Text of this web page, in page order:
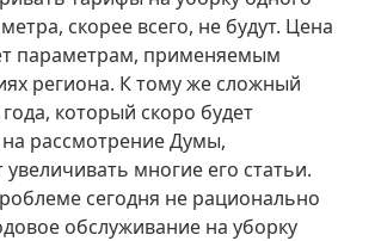
скорее всего, не будут. Цена
параметрам, применяемым
региона. К тому же сложный
который скоро будет
на рассмотрение Думы,
увеличивать многие его статьи.
сегодня не рационально
обслуживание на уборку